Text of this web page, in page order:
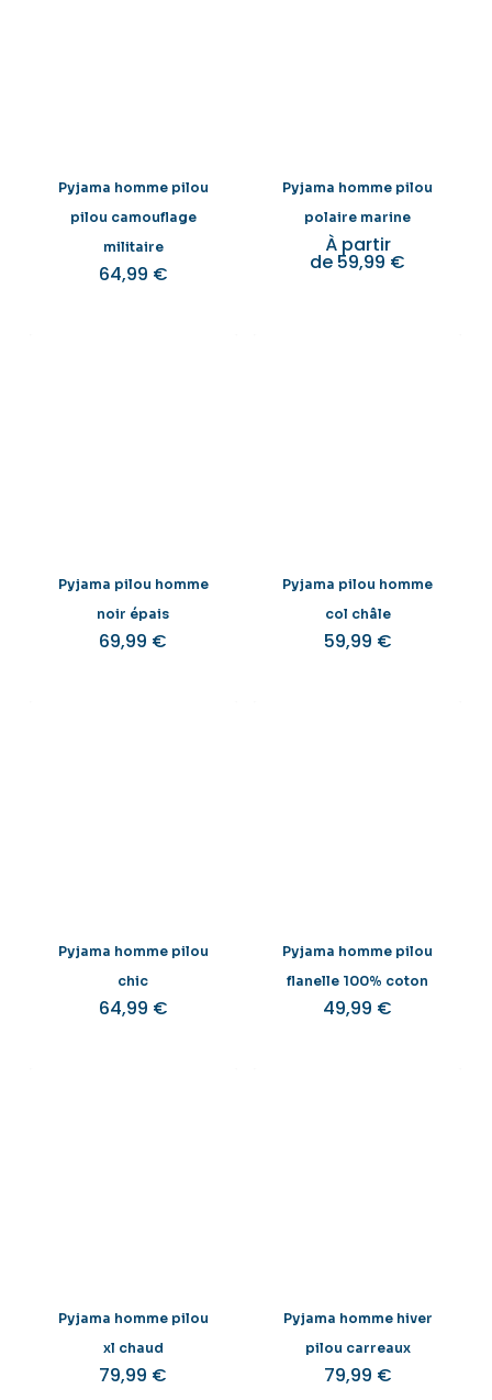
Pyjama homme pilou
pilou camouflage
militaire
64,99 €
Pyjama homme pilou
polaire marine
À partir
de 59,99 €
Pyjama pilou homme
noir épais
69,99 €
Pyjama pilou homme
col châle
59,99 €
Pyjama homme pilou
chic
64,99 €
Pyjama homme pilou
flanelle 100% coton
49,99 €
Pyjama homme pilou
xl chaud
79,99 €
Pyjama homme hiver
pilou carreaux
79,99 €